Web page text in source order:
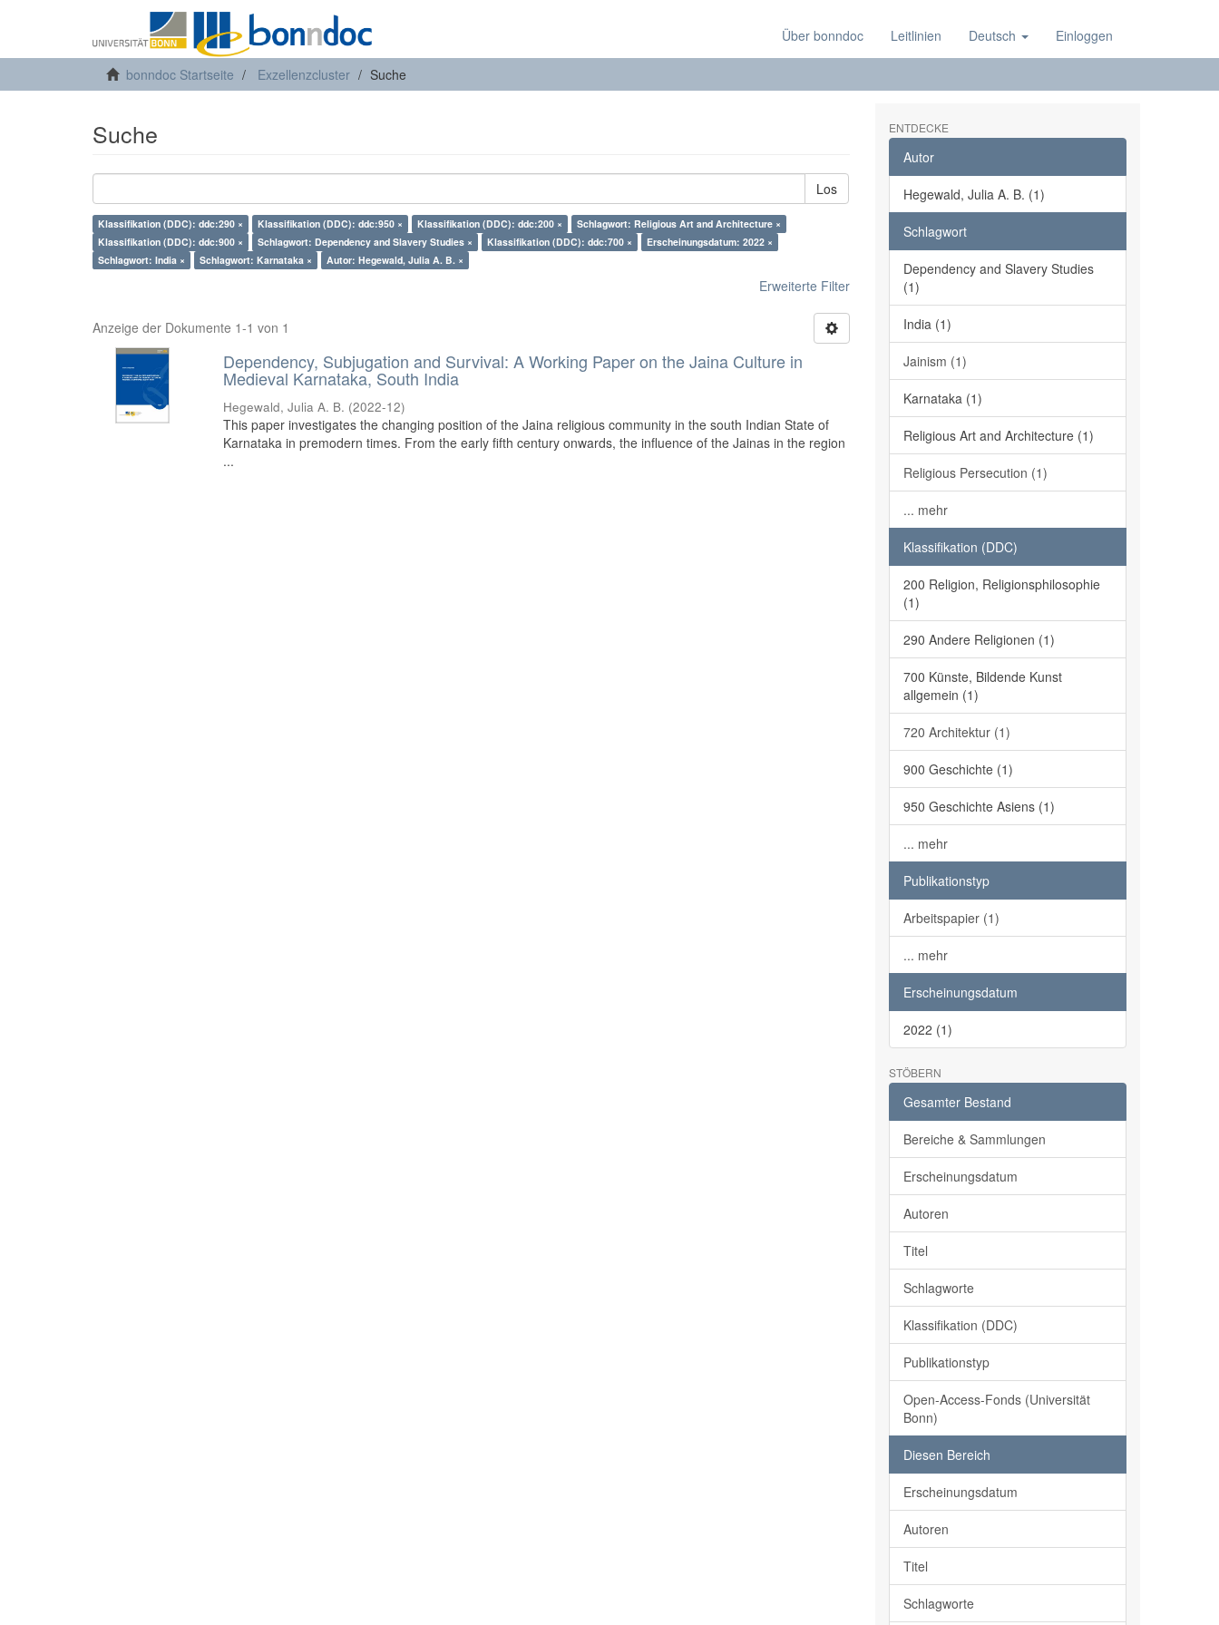
Über bonndoc Leitlinien Deutsch Einloggen
bonndoc Startseite Exzellenzcluster Suche
Suche
Los
Klassifikation (DDC): ddc:290 × Klassifikation (DDC): ddc:950 × Klassifikation (DDC): ddc:200 ×
Schlagwort: Religious Art and Architecture ×
Klassifikation (DDC): ddc:900 ×
Schlagwort: Dependency and Slavery Studies × Klassifikation (DDC): ddc:700 ×
Erscheinungsdatum: 2022 ×
Schlagwort: India ×
Schlagwort: Karnataka × Autor: Hegewald, Julia A. B. ×
Erweiterte Filter
Anzeige der Dokumente 1-1 von 1
Dependency, Subjugation and Survival: A Working Paper on the Jaina Culture in
Medieval Karnataka, South India
Hegewald, Julia A. B. (2022-12)
This paper investigates the changing position of the Jaina religious community in the south Indian State of
Karnataka in premodern times. From the early fifth century onwards, the influence of the Jainas in the region
...
ENTDECKE
Autor
Hegewald, Julia A. B. (1)
Schlagwort
Dependency and Slavery Studies
(1)
India (1)
Jainism (1)
Karnataka (1)
Religious Art and Architecture (1)
Religious Persecution (1)
... mehr
Klassifikation (DDC)
200 Religion, Religionsphilosophie
(1)
290 Andere Religionen (1)
700 Künste, Bildende Kunst
allgemein (1)
720 Architektur (1)
900 Geschichte (1)
950 Geschichte Asiens (1)
... mehr
Publikationstyp
Arbeitspapier (1)
... mehr
Erscheinungsdatum
2022 (1)
STÖBERN
Gesamter Bestand
Bereiche & Sammlungen
Erscheinungsdatum
Autoren
Titel
Schlagworte
Klassifikation (DDC)
Publikationstyp
Open-Access-Fonds (Universität
Bonn)
Diesen Bereich
Erscheinungsdatum
Autoren
Titel
Schlagworte